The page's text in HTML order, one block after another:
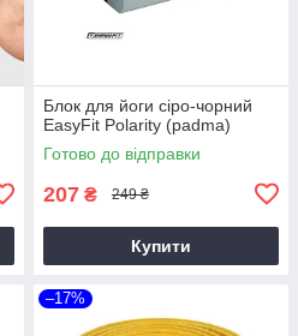
Блок для йоги сіро-чорний
EasyFit Polarity (рadma)
Готово до відправки
207 ₴ 249 ₴
Купити
–17%